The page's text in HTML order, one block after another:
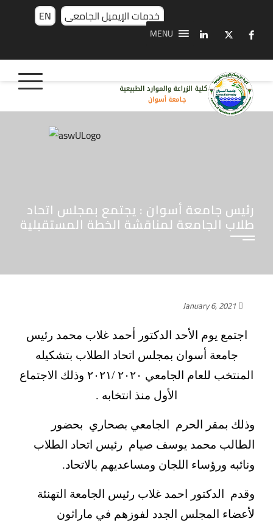
EN خدمات الإيميل الجامعى
MENU
رئيس جامعة أسوان : يجتمع بمجلس اتحاد
طلاب الجامعة لمناقشة الخطة المستقبلية
January 6, 2021
اجتمع يوم الأحد الدكتور أحمد غلاب محمد رئيس
جامعة أسوان بمجلس اتحاد الطلاب بتشكيله
المنتخب للعام الجامعي ٢٠٢٠ /٢٠٢١ وذلك الاجتماع
الأول منذ انتخابه .
وذلك بمقر الحرم الجامعي بصحاري بحضور
الطالب محمد يوسف صيام رئيس اتحاد الطلاب
ونائبه ورؤساء اللجان ومساعديهم بالاتحاد.
وقدم الدكتور احمد غلاب رئيس الجامعة التهنئة
لأعضاء المجلس الجدد لفوزهم في ماراثون